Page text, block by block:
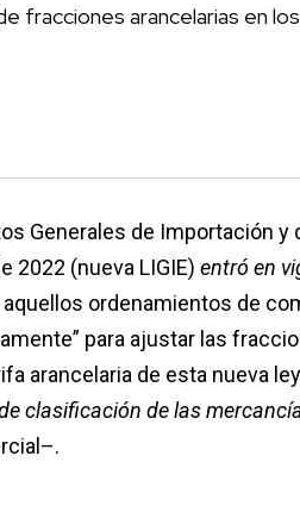
fracciones arancelarias en
Generales de Importación y
2022 (nueva LIGIE) entró en
ordenamientos de
para ajustar las
arancelaria de esta nueva
clasificación de las